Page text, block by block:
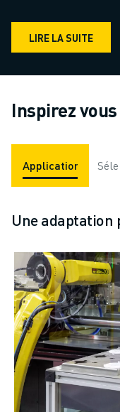
LIRE LA SUITE
Inspirez vous
Applications
Une adaptation